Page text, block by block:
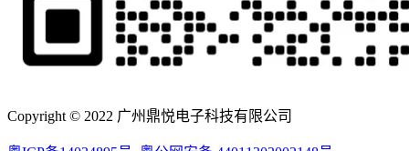
Copyright © 2022 广州鼎悦电子科技有限公司